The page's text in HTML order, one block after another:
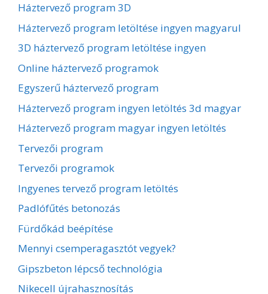
Háztervező program 3D
Háztervező program letöltése ingyen magyarul
3D háztervező program letöltése ingyen
Online háztervező programok
Egyszerű háztervező program
Háztervező program ingyen letöltés 3d magyar
Háztervező program magyar ingyen letöltés
Tervezői program
Tervezői programok
Ingyenes tervező program letöltés
Padlófűtés betonozás
Fürdőkád beépítése
Mennyi csemperagasztót vegyek?
Gipszbeton lépcső technológia
Nikecell újrahasznosítás